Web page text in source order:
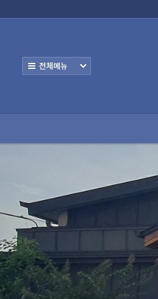
교회공간
- 성경말씀
사역공간